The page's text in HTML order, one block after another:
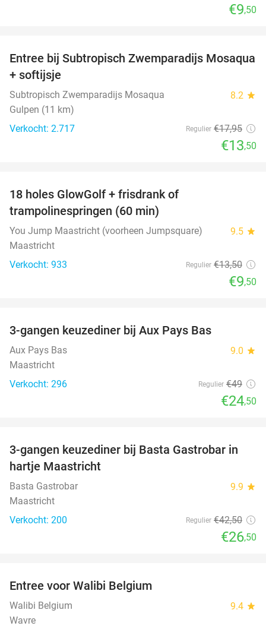
€9,50
25%
Entree bij Subtropisch Zwemparadijs Mosaqua
+ softijsje
Subtropisch Zwemparadijs Mosaqua 8.2 star
Gulpen (11 km)
Verkocht: 2.717
Regulier €17,95
€13,50
18 holes GlowGolf + frisdrank of
trampolinespringen (60 min)
You Jump Maastricht (voorheen Jumpsquare) 9.5 star
Maastricht
Verkocht: 933
Regulier €13,50
€9,50
3-gangen keuzediner bij Aux Pays Bas
Aux Pays Bas 9.0 star
Maastricht
Verkocht: 296
Regulier €49
€24,50
38%
3-gangen keuzediner bij Basta Gastrobar in
hartje Maastricht
Basta Gastrobar 9.9 star
Maastricht
Verkocht: 200
Regulier €42,50
€26,50
Entree voor Walibi Belgium
Walibi Belgium 9.4 star
Wavre